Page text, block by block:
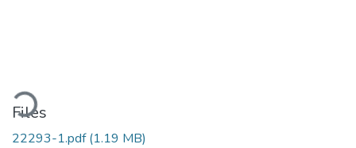
Files
22293-1.pdf(1.19 MB)